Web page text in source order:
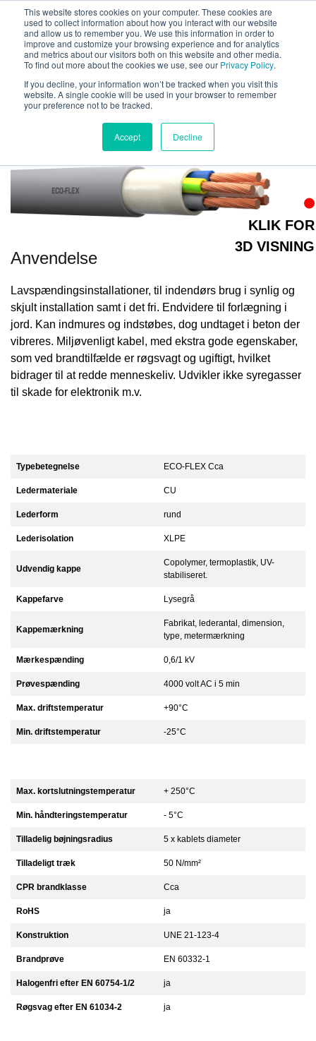
This website stores cookies on your computer. These cookies are
used to collect information about how you interact with our website
and allow us to remember you. We use this information in order to
improve and customize your browsing experience and for analytics
and metrics about our visitors both on this website and other media.
To find out more about the cookies we use, see our Privacy Policy.
If you decline, your information won’t be tracked when you visit this
website. A single cookie will be used in your browser to remember
your preference not to be tracked.
Accept Decline
< Tilbage til Sortimentet
ECO-FLEX Cca
KLIK FOR
3D VISNING
Anvendelse
Lavspændingsinstallationer, til indendørs brug i synlig og
skjult installation samt i det fri. Endvidere til forlægning i
jord. Kan indmures og indstøbes, dog undtaget i beton der
vibreres. Miljøvenligt kabel, med ekstra gode egenskaber,
som ved brandtilfælde er røgsvagt og ugiftigt, hvilket
bidrager til at redde menneskeliv. Udvikler ikke syregasser
til skade for elektronik m.v.
Typebetegnelse ECO-FLEX Cca
Ledermateriale CU
Lederform rund
Lederisolation XLPE
Udvendig kappe
Copolymer, termoplastik, UV-
stabiliseret.
Kappefarve Lysegrå
Kappemærkning
Fabrikat, lederantal, dimension,
type, metermærkning
Mærkespænding 0,6/1 kV
Prøvespænding 4000 volt AC i 5 min
Max. driftstemperatur +90°C
Min. driftstemperatur -25°C
Max. kortslutningstemperatur + 250°C
Min. håndteringstemperatur - 5°C
Tilladelig bøjningsradius 5 x kablets diameter
Tilladeligt træk 50 N/mm²
CPR brandklasse Cca
RoHS ja
Konstruktion UNE 21-123-4
Brandprøve EN 60332-1
Halogenfri efter EN 60754-1/2 ja
Røgsvag efter EN 61034-2 ja